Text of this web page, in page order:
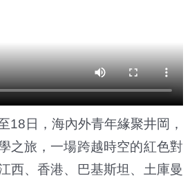
日，海內外青年緣聚井岡，
之旅，一場跨越時空的紅色對
西、香港、巴基斯坦、土庫曼